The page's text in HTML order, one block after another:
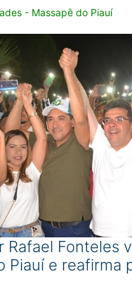
- Massapê do Piauí
Rafael Fonteles
Piauí e reafirma